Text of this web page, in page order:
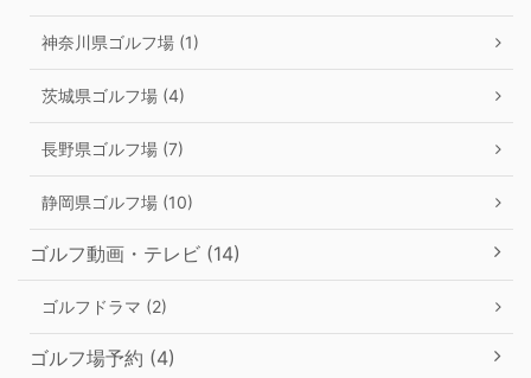
神奈川県ゴルフ場 (1)
茨城県ゴルフ場 (4)
長野県ゴルフ場 (7)
静岡県ゴルフ場 (10)
ゴルフ動画・テレビ (14)
ゴルフドラマ (2)
ゴルフ場予約 (4)